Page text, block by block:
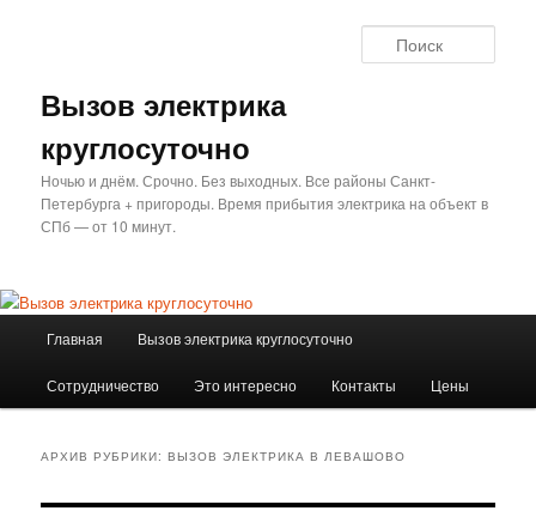
Вызов электрика
круглосуточно
Ночью и днём. Срочно. Без выходных. Все районы Санкт-
Петербурга + пригороды. Время прибытия электрика на объект в
СПб — от 10 минут.
Главная Вызов электрика круглосуточно
Сотрудничество Это интересно Контакты Цены
АРХИВ РУБРИКИ:ВЫЗОВ ЭЛЕКТРИКА В ЛЕВАШОВО